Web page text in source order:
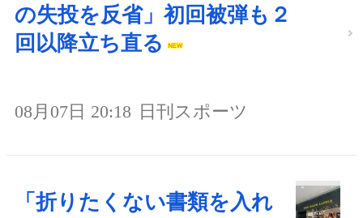
の失投を反省」初回被弾も２
回以降立ち直る
08月07日 20:18 日刊スポーツ
「折りたくない書類を入れ